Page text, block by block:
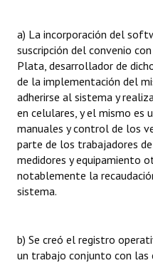
REFORMA DE LA CARTA
a) La incorporación del
suscripción del convenio
Plata, desarrollador de
de la implementación del
adherirse al sistema y
en celulares, y el mismo es
manuales y control de los
parte de los trabajadores
medidores y equipamiento
notablemente la
sistema.
b) Se creó el registro
un trabajo conjunto con las